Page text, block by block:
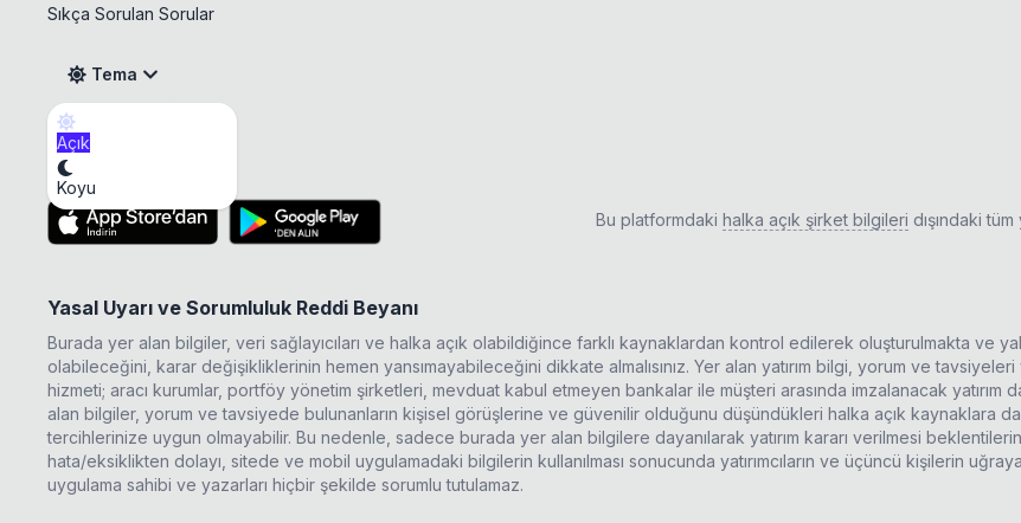
Sıkça Sorulan Sorular
Tema
Açık
Koyu
Mobil Uygulama
Bu platformdaki halka açık şirket bilgileri dışındaki
Yasal Uyarı ve Sorumluluk Reddi Beyanı
Burada yer alan bilgiler, veri sağlayıcıları ve halka açık olabildiğince farklı kaynaklardan kontrol edilerek oluşturulmakta ve
olabileceğini, karar değişikliklerinin hemen yansımayabileceğini dikkate almalısınız. Yer alan yatırım bilgi, yorum ve tavsiyeleri
hizmeti; aracı kurumlar, portföy yönetim şirketleri, mevduat kabul etmeyen bankalar ile müşteri arasında imzalanacak yatırım
alan bilgiler, yorum ve tavsiyede bulunanların kişisel görüşlerine ve güvenilir olduğunu düşündükleri halka açık kaynaklara
tercihlerinize uygun olmayabilir. Bu nedenle, sadece burada yer alan bilgilere dayanılarak yatırım kararı verilmesi
hata/eksiklikten dolayı, sitede ve mobil uygulamadaki bilgilerin kullanılması sonucunda yatırımcıların ve üçüncü kişilerin
uygulama sahibi ve yazarları hiçbir şekilde sorumlu tutulamaz.